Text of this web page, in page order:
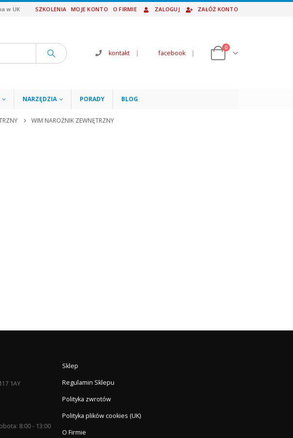
w UK SZKOLENIA MOJE KONTO O FIRMIE ZALOGUJ ZAŁÓŻ KONTO
kontakt | facebook |
0
NARZĘDZIA PORADY BLOG
WIM NAROŻNIK ZEWNĘTRZNY
1AY
8:00 - 13:00
Sklep
Regulamin Sklepu
Polityka zwrotów
Polityka plików cookies (UK)
O Firmie